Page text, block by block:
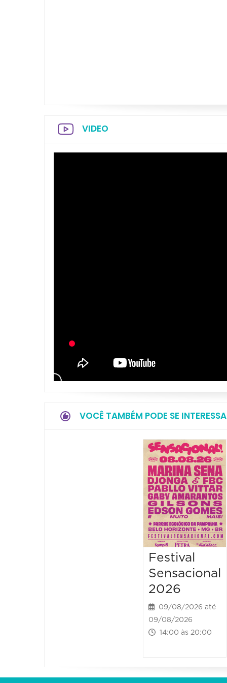
VIDEO
VOCÊ TAMBÉM PODE SE
Festival
Sensacional
2026
09/08/2026 até
09/08/2026
14:00 às 20:00